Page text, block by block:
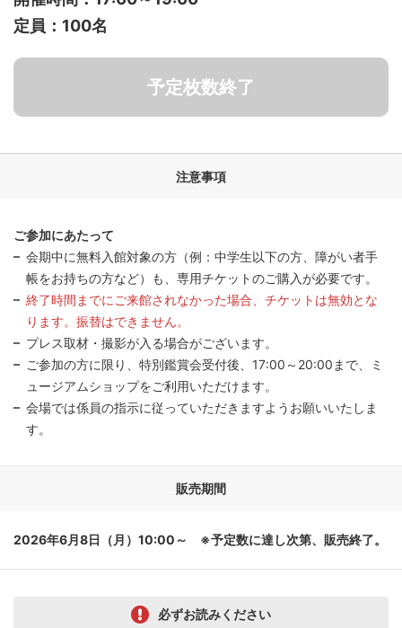
定員：100名
予定枚数終了
注意事項
ご参加にあたって
会期中に無料入館対象の方（例：中学生以下の方、障がい者手
帳をお持ちの方など）も、専用チケットのご購入が必要です。
終了時間までにご来館されなかった場合、チケットは無効とな
ります。振替はできません。
プレス取材・撮影が入る場合がございます。
ご参加の方に限り、特別鑑賞会受付後、17:00～20:00まで、ミ
ュージアムショップをご利用いただけます。
会場では係員の指示に従っていただきますようお願いいたしま
す。
販売期間
2026年6月8日（月）10:00～ ※予定数に達し次第、販売終了。
必ずお読みください